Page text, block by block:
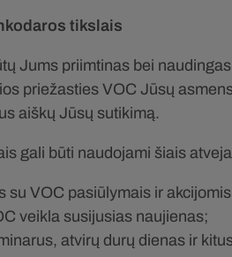
tikslais
Jums priimtinas bei
priežasties VOC Jūsų
aiškų Jūsų sutikimą.
gali būti naudojami šiais
su VOC pasiūlymais ir
veikla susijusias naujienas;
atvirų durų dienas ir